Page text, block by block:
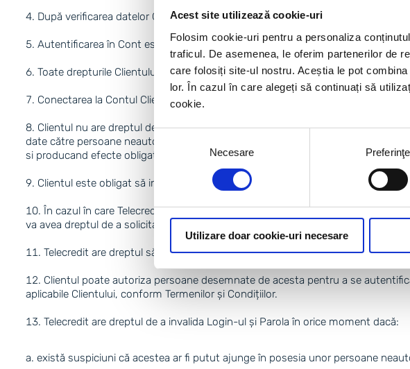
Acest site utilizează cookie-uri
Folosim cookie-uri pentru a personaliza
traficul. De asemenea, le oferim partenerilor de
care folosiți site-ul nostru. Aceștia le pot
lor. În cazul în care alegeți să continuați să
cookie.
consimțământului
Necesare Preferinţe
Utilizare doar cookie-uri necesare
După verificarea datelor Clientului, Telecredit va confirma înregistrarea prin
Autentificarea în Cont este posibilă doar cu ajutorul Login-ului și Parolei.
Toate drepturile Clientului asupra Contului expiră la data de incetare a
Conectarea la Contul Clientului este criptată utilizând protocolul SSL.
Clientul nu are dreptul de a pastra deplina confidentialitate si a nu divulga
date către persoane neautorizate, inclusiv, în special, pentru orice acțiuni
si producand efecte obligatorii între părți.
Clientul este obligat să informeze imediat Telecredit despre orice pierdere a
În cazul în care Telecredit invalidează Login-ul și Parola, Contul va rămâne
va avea dreptul de a solicita Clientului confirmarea acțiunilor efectuate în Cont.
Telecredit are dreptul să intervină asupra Contului pentru a remedia orice
Clientul poate autoriza persoane desemnate de acesta pentru a se
aplicabile Clientului, conform Termenilor și Condițiilor.
Telecredit are dreptul de a invalida Login-ul și Parola în orice moment dacă:
există suspiciuni că acestea ar fi putut ajunge în posesia unor persoane